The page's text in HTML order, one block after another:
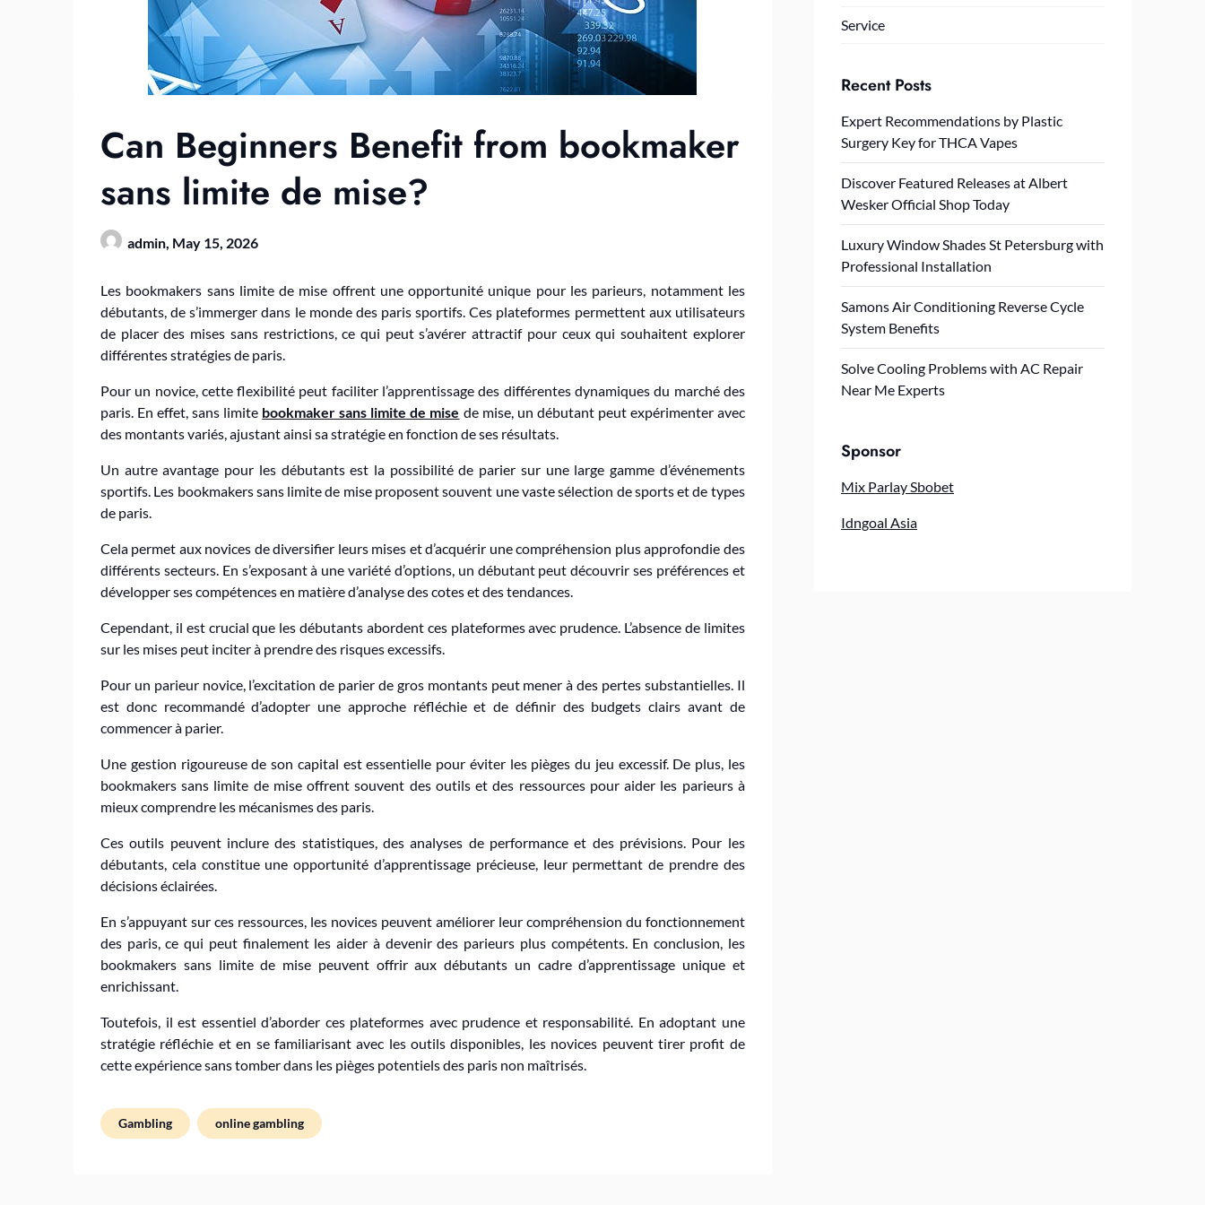
Can Beginners Benefit from bookmaker
sans limite de mise?
admin, May 15, 2026
Les bookmakers sans limite de mise offrent une opportunité unique pour les parieurs, notamment les
débutants, de s’immerger dans le monde des paris sportifs. Ces plateformes permettent aux utilisateurs
de placer des mises sans restrictions, ce qui peut s’avérer attractif pour ceux qui souhaitent explorer
différentes stratégies de paris.
Pour un novice, cette flexibilité peut faciliter l’apprentissage des différentes dynamiques du marché des
paris. En effet, sans limite bookmaker sans limite de mise de mise, un débutant peut expérimenter avec
des montants variés, ajustant ainsi sa stratégie en fonction de ses résultats.
Un autre avantage pour les débutants est la possibilité de parier sur une large gamme d’événements
sportifs. Les bookmakers sans limite de mise proposent souvent une vaste sélection de sports et de types
de paris.
Cela permet aux novices de diversifier leurs mises et d’acquérir une compréhension plus approfondie des
différents secteurs. En s’exposant à une variété d’options, un débutant peut découvrir ses préférences et
développer ses compétences en matière d’analyse des cotes et des tendances.
Cependant, il est crucial que les débutants abordent ces plateformes avec prudence. L’absence de limites
sur les mises peut inciter à prendre des risques excessifs.
Pour un parieur novice, l’excitation de parier de gros montants peut mener à des pertes substantielles. Il
est donc recommandé d’adopter une approche réfléchie et de définir des budgets clairs avant de
commencer à parier.
Une gestion rigoureuse de son capital est essentielle pour éviter les pièges du jeu excessif. De plus, les
bookmakers sans limite de mise offrent souvent des outils et des ressources pour aider les parieurs à
mieux comprendre les mécanismes des paris.
Ces outils peuvent inclure des statistiques, des analyses de performance et des prévisions. Pour les
débutants, cela constitue une opportunité d’apprentissage précieuse, leur permettant de prendre des
décisions éclairées.
En s’appuyant sur ces ressources, les novices peuvent améliorer leur compréhension du fonctionnement
des paris, ce qui peut finalement les aider à devenir des parieurs plus compétents. En conclusion, les
bookmakers sans limite de mise peuvent offrir aux débutants un cadre d’apprentissage unique et
enrichissant.
Toutefois, il est essentiel d’aborder ces plateformes avec prudence et responsabilité. En adoptant une
stratégie réfléchie et en se familiarisant avec les outils disponibles, les novices peuvent tirer profit de
cette expérience sans tomber dans les pièges potentiels des paris non maîtrisés.
Gambling online gambling
Service
Recent Posts
Expert Recommendations by Plastic
Surgery Key for THCA Vapes
Discover Featured Releases at Albert
Wesker Official Shop Today
Luxury Window Shades St Petersburg with
Professional Installation
Samons Air Conditioning Reverse Cycle
System Benefits
Solve Cooling Problems with AC Repair
Near Me Experts
Sponsor
Mix Parlay Sbobet
Idngoal Asia